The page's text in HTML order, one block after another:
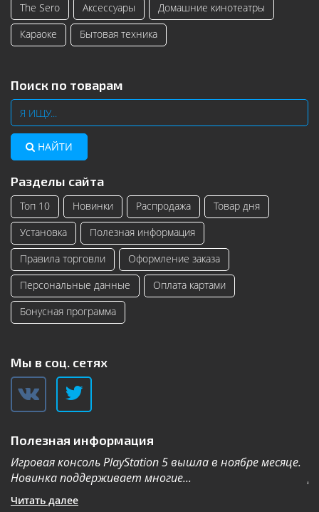
The Sero
Аксессуары
Домашние кинотеатры
Караоке
Бытовая техника
Поиск по товарам
НАЙТИ
Разделы сайта
Топ 10 Новинки Распродажа
Товар дня
Установка
Полезная информация
Правила торговли
Оформление заказа
Персональные данные
Оплата картами
Бонусная программа
Мы в соц. сетях
Полезная информация
Игровая консоль PlayStation 5 вышла в ноябре месяце.
Новинка поддерживает многие...
Читать далее